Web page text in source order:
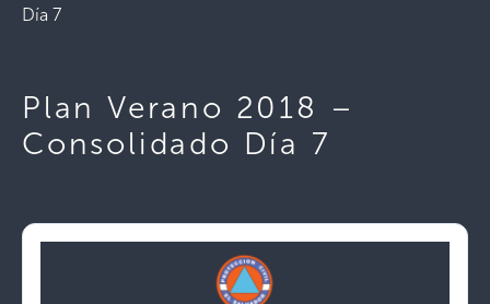
Día 7
Plan Verano 2018 –
Consolidado Día 7